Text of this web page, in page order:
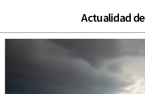
Actualidad